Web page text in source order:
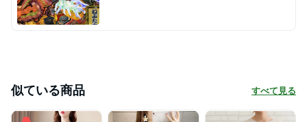
似ている商品 すべて見る